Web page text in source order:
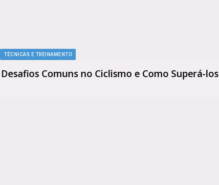
TÉCNICAS E TREINAMENTO
Desafios Comuns no Ciclismo e Como Superá-los